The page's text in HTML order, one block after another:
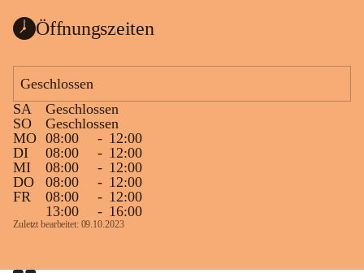
Parkplatz auf der Rückseite der St. Martins Therme & Lodge
Zielgelände mit Verpflegungstruck
Ablauf
Samstag, 19.9.
13 bis 15 Uhr Startnummernausgabe, im Seminarraum der St.
Martins Therme & Lodge Frauenkirchen (vom Parkplatz hinter
der Therme zugänglich)
Sonntag, 20.9.
Öffnungszeiten
Geschlossen
SA
Geschlossen
SO
Geschlossen
MO 08:00 - 12:00
DI
08:00 - 12:00
MI
08:00 - 12:00
DO
08:00 - 12:00
FR
08:00 - 12:00
13:00
- 16:00
Zuletzt bearbeitet: 09.10.2023